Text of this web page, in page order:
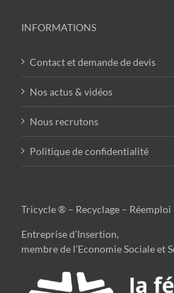
INFORMATIONS
Contact et demande de devis
Nos actus & vidéos
Nous recrutons
Politique de confidentialité
Tricycle ® – Recyclage –
Entreprise d’Insertion,
membre de l’Economie Sociale et